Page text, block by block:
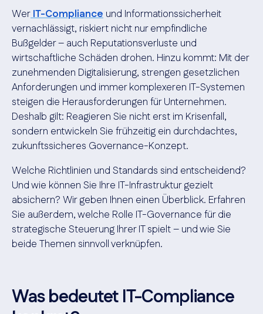
WerIT-Compliance und Informationssicherheit
vernachlässigt, riskiert nicht nur empfindliche
Bußgelder – auch Reputationsverluste und
wirtschaftliche Schäden drohen. Hinzu kommt: Mit der
zunehmenden Digitalisierung, strengen gesetzlichen
Anforderungen und immer komplexeren IT-Systemen
steigen die Herausforderungen für Unternehmen.
Deshalb gilt: Reagieren Sie nicht erst im Krisenfall,
sondern entwickeln Sie frühzeitig ein durchdachtes,
zukunftssicheres Governance-Konzept.
Welche Richtlinien und Standards sind entscheidend?
Und wie können Sie Ihre IT-Infrastruktur gezielt
absichern? Wir geben Ihnen einen Überblick. Erfahren
Sie außerdem, welche Rolle IT-Governance für die
strategische Steuerung Ihrer IT spielt – und wie Sie
beide Themen sinnvoll verknüpfen.
Was bedeutet IT-Compliance